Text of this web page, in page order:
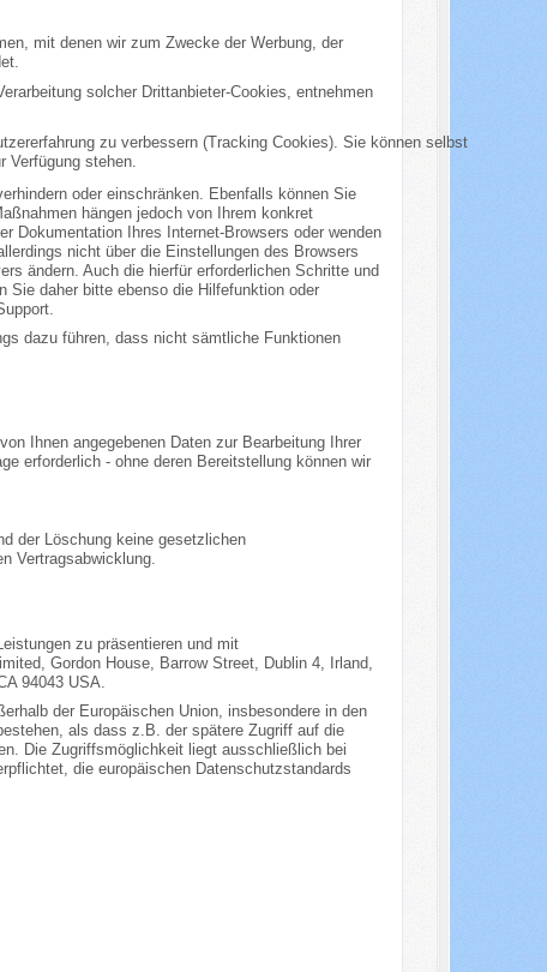
mit denen wir zum Zwecke der Werbung, der
solcher Drittanbieter-Cookies, entnehmen
oder einschränken. Ebenfalls können Sie
hängen jedoch von Ihrem konkret
Dokumentation Ihres Internet-Browsers oder wenden
nicht über die Einstellungen des Browsers
ändern. Auch die hierfür erforderlichen Schritte und
Sie daher bitte ebenso die Hilfefunktion oder
dazu führen, dass nicht sämtliche Funktionen
Ihnen angegebenen Daten zur Bearbeitung Ihrer
erforderlich - ohne deren Bereitstellung können wir
der Löschung keine gesetzlichen
Vertragsabwicklung.
zu präsentieren und mit
Gordon House, Barrow Street, Dublin 4, Irland,
94043 USA.
der Europäischen Union, insbesondere in den
als dass z.B. der spätere Zugriff auf die
Die Zugriffsmöglichkeit liegt ausschließlich bei
die europäischen Datenschutzstandards
zu verbessern (Tracking Cookies). Sie können selbst
stehen.